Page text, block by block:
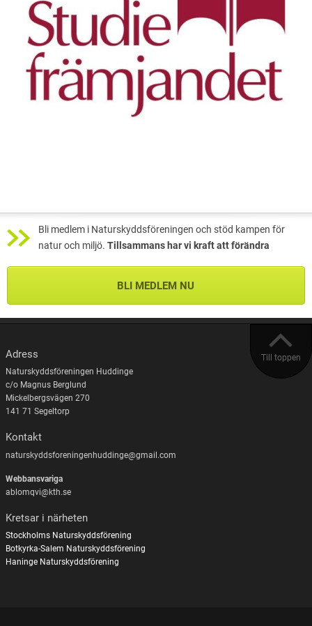
Bli medlem i Naturskyddsföreningen och stöd kampen för
natur och miljö. Tillsammans har vi kraft att förändra
BLI MEDLEM NU
Till toppen
Adress
Naturskyddsföreningen Huddinge
c/o Magnus Berglund
Mickelbergsvägen 270
141 71 Segeltorp
Kontakt
naturskyddsforeningenhuddinge@gmail.com
Webbansvariga
ablomqvi@kth.se
Kretsar i närheten
Stockholms Naturskyddsförening
Botkyrka-Salem Naturskyddsförening
Haninge Naturskyddsförening